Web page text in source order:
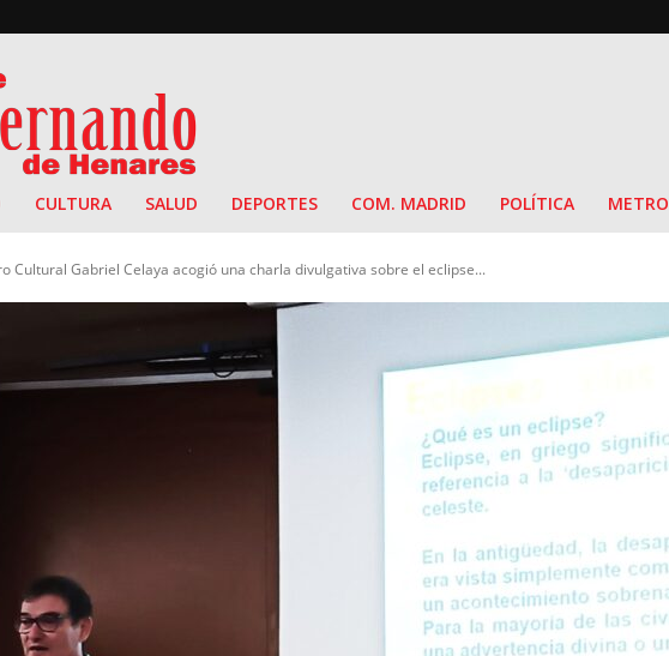
CULTURA SALUD DEPORTES COM. MADRID POLÍTICA METRO
Cultural Gabriel Celaya acogió una charla divulgativa sobre el eclipse...